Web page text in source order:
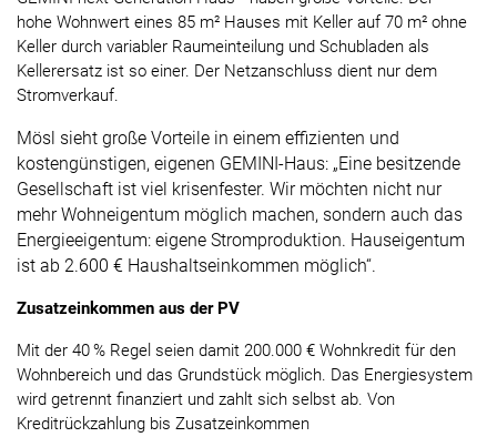
hohe Wohnwert eines 85 m² Hauses mit Keller auf 70 m² ohne
Keller durch variabler Raumeinteilung und Schubladen als
Kellerersatz ist so einer. Der Netzanschluss dient nur dem
Stromverkauf.
Mösl sieht große Vorteile in einem effizienten und
kostengünstigen, eigenen GEMINI-Haus: „Eine besitzende
Gesellschaft ist viel krisenfester. Wir möchten nicht nur
mehr Wohneigentum möglich machen, sondern auch das
Energieeigentum: eigene Stromproduktion. Hauseigentum
ist ab 2.600 € Haushaltseinkommen möglich“.
Zusatzeinkommen aus der PV
Mit der 40 % Regel seien damit 200.000 € Wohnkredit für den
Wohnbereich und das Grundstück möglich. Das Energiesystem
wird getrennt finanziert und zahlt sich selbst ab. Von
Kreditrückzahlung bis Zusatzeinkommen